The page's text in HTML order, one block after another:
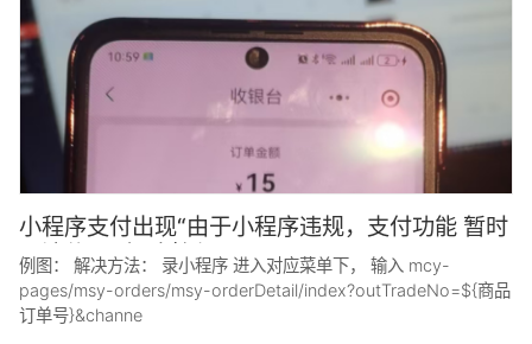
小程序支付出现“由于小程序违规，支付功能 暂时
无法使用” 解决教程
例图： 解决方法： 录小程序 进入对应菜单下， 输入 mcy-
pages/msy-orders/msy-orderDetail/index?outTradeNo=${商品
订单号}&channe